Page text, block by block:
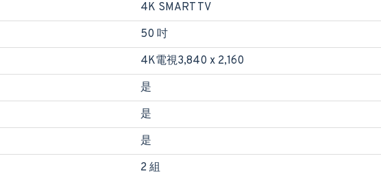
4K SMART TV
50 吋
4K電視3,840 x 2,160
是
是
是
2 組